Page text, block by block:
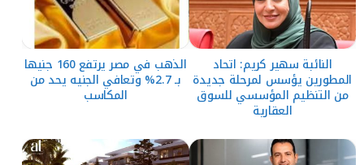
النائبة سهير كريم: اتحاد
المطورين يؤسس لمرحلة جديدة
من التنظيم المؤسسي للسوق
العقارية
الذهب في مصر يرتفع 160 جنيها
بـ 2.7% وتعافي الجنيه يحد من
المكاسب